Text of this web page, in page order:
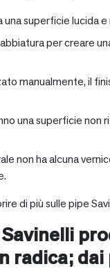
una superficie
per creare
manualmente, il
una superficie
non ha alcuna
di più sulle pipe
radica;